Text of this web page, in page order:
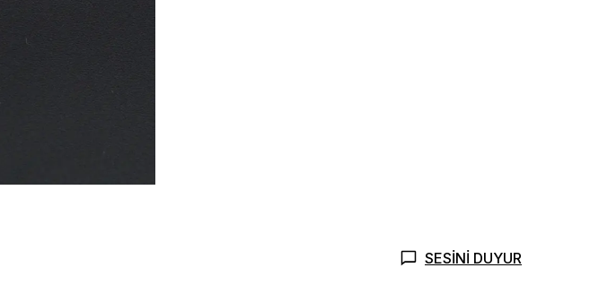
SESİNİ DUYUR